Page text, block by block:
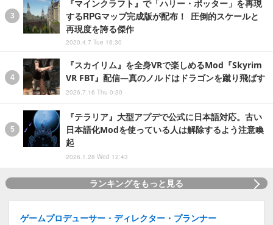
『マインクラフト』で「ハリー・ポッター」を再現
するRPGマップ完成版が配布！ 圧倒的スケールと
再現度を誇る傑作
2020.4.7 Tue 16:30
『スカイリム』を全身VRで楽しめるMod『Skyrim
VR FBT』配信―真のノルドはドラゴンを蹴り飛ばす
2026.7.16 Thu 0:30
『テラリア』大型アプデで公式に日本語対応。古い
日本語化Modを使っている人は解除するよう注意喚
起
2026.1.28 Wed 12:43
ランキングをもっと見る
ゲームプロデューサー・ディレクター・プランナー